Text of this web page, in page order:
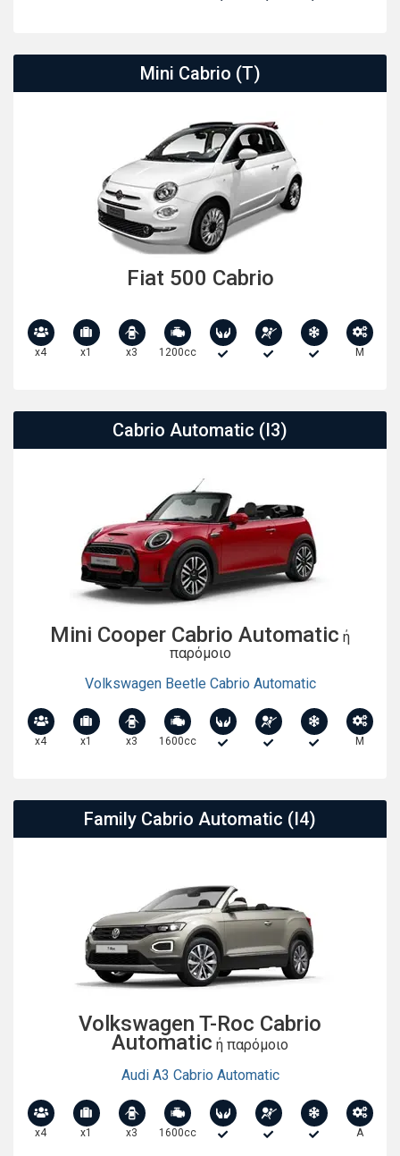
Mini Cabrio (T)
Fiat 500 Cabrio
x4 x1 x3 1200cc M
Cabrio Automatic (I3)
Mini Cooper Cabrio Automatic ή
παρόμοιο
Volkswagen Beetle Cabrio Automatic
x4 x1 x3 1600cc M
Family Cabrio Automatic (I4)
Volkswagen T-Roc Cabrio
Automatic ή παρόμοιο
Audi A3 Cabrio Automatic
x4 x1 x3 1600cc A